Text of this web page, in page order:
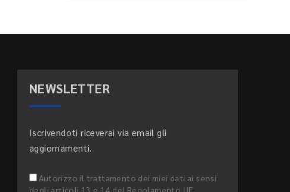
NEWSLETTER
Iscrivendoti riceverai via email gli
aggiornamenti.
Autorizzo il trattamento dei miei dati ai sensi
degli articoli 13 e 14 del Regolamento UE